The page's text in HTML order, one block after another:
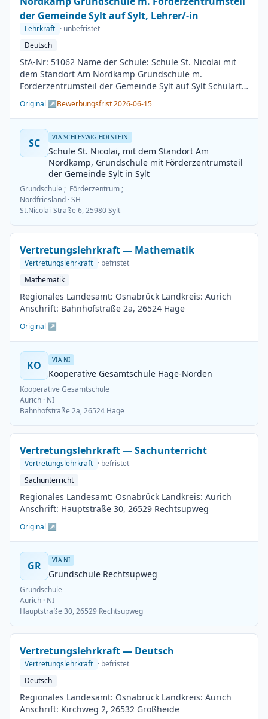
der Gemeinde Sylt auf Sylt, Lehrer/-in
Lehrkraft · unbefristet
Deutsch
StA-Nr: 51062 Name der Schule: Schule St. Nicolai mit
dem Standort Am Nordkamp Grundschule m.
Förderzentrumsteil der Gemeinde Sylt auf Sylt Schulart:
Grundschule Kreis / Kreisfreie Stadt: Nordfriesland
BesGr / EntGr: Besoldungsgruppe A13 1. Fach: Deutsch
2. Fach: beliebig Beschäftigungsdauer: Unbefristet
Arbeitsumfang: Teilzeit möglich Besetzungstermin:
01.08.2026 Bewerbungsschluss: 15.06.2026
Veröffentlichung: 01.06.2026
Original ↗Bewerbungsfrist 2026-06-15
SC VIA SCHLESWIG-HOLSTEIN
Schule St. Nicolai, mit dem Standort Am
Nordkamp, Grundschule mit Förderzentrumsteil
der Gemeinde Sylt in Sylt
Grundschule ; Förderzentrum ;
Nordfriesland · SH
St.Nicolai-Straße 6, 25980 Sylt
Vertretungslehrkraft — Mathematik
Vertretungslehrkraft · befristet
Mathematik
Regionales Landesamt: Osnabrück Landkreis: Aurich
Anschrift: Bahnhofstraße 2a, 26524 Hage
Original ↗
KO VIA NI
Kooperative Gesamtschule Hage-Norden
Kooperative Gesamtschule
Aurich · NI
Bahnhofstraße 2a, 26524 Hage
Vertretungslehrkraft — Sachunterricht
Vertretungslehrkraft · befristet
Sachunterricht
Regionales Landesamt: Osnabrück Landkreis: Aurich
Anschrift: Hauptstraße 30, 26529 Rechtsupweg
Original ↗
GR VIA NI
Grundschule Rechtsupweg
Grundschule
Aurich · NI
Hauptstraße 30, 26529 Rechtsupweg
Vertretungslehrkraft — Deutsch
Vertretungslehrkraft · befristet
Deutsch
Regionales Landesamt: Osnabrück Landkreis: Aurich
Anschrift: Kirchweg 2, 26532 Großheide